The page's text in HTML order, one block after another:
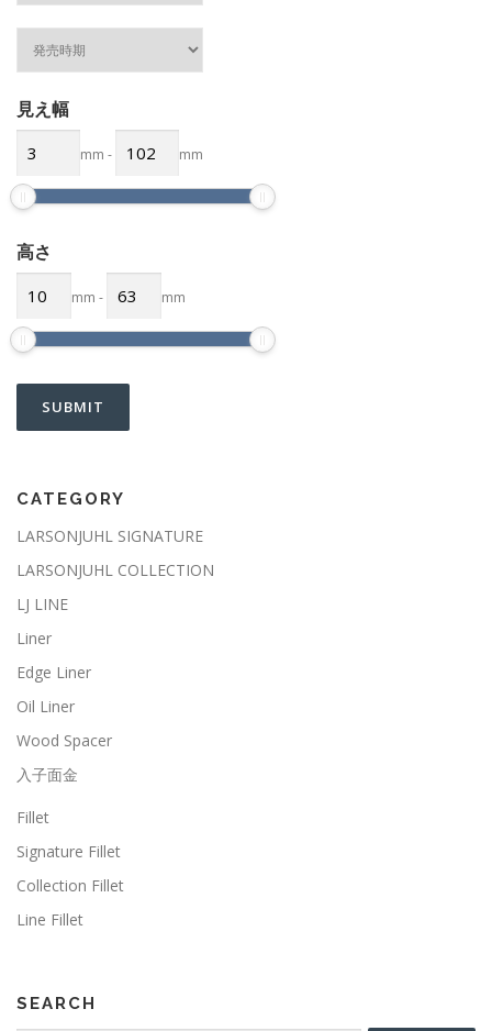
見え幅
mm - mm
高さ
mm - mm
CATEGORY
LARSONJUHL SIGNATURE
LARSONJUHL COLLECTION
LJ LINE
Liner
Edge Liner
Oil Liner
Wood Spacer
入子面金
Fillet
Signature Fillet
Collection Fillet
Line Fillet
SEARCH